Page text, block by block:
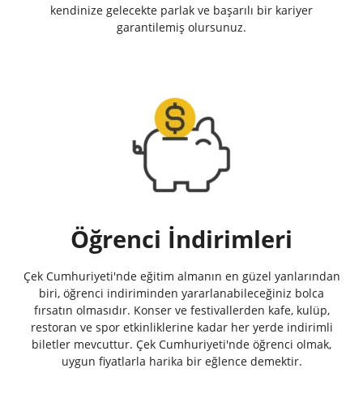
kendinize gelecekte parlak ve başarılı bir kariyer
garantilemiş olursunuz.
Öğrenci İndirimleri
Çek Cumhuriyeti'nde eğitim almanın en güzel yanlarından
biri, öğrenci indiriminden yararlanabileceğiniz bolca
fırsatın olmasıdır. Konser ve festivallerden kafe, kulüp,
restoran ve spor etkinliklerine kadar her yerde indirimli
biletler mevcuttur. Çek Cumhuriyeti'nde öğrenci olmak,
uygun fiyatlarla harika bir eğlence demektir.